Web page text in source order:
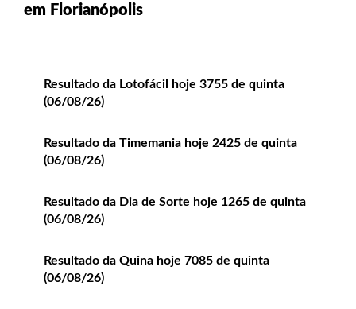
em Florianópolis
Resultado da Lotofácil hoje 3755 de quinta
(06/08/26)
Resultado da Timemania hoje 2425 de quinta
(06/08/26)
Resultado da Dia de Sorte hoje 1265 de quinta
(06/08/26)
Resultado da Quina hoje 7085 de quinta
(06/08/26)